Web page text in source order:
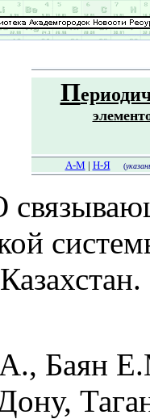
П
А-М | Н-Я (
Баян